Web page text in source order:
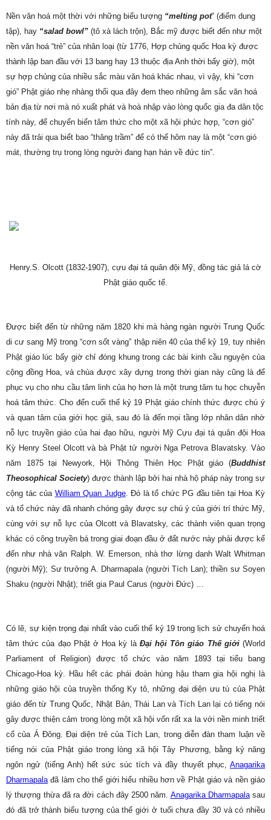
Nền văn hoá một thời với những biểu tượng “melting pot” (điểm dung
tập), hay “salad bowl” (tô xà lách trộn), Bắc mỹ được biết đến như một
nền văn hoá “trẻ” của nhân loại (từ 1776, Hợp chủng quốc Hoa kỳ được
thành lập ban đầu với 13 bang hay 13 thuộc địa Anh thời bấy giờ), một
sự hợp chủng của nhiều sắc màu văn hoá khác nhau, vì vậy, khi “cơn
gió” Phật giáo nhẹ nhàng thổi qua đây đem theo những âm sắc văn hoá
bản địa từ nơi mà nó xuất phát và hoà nhập vào lòng quốc gia đa dân tộc
tính này, để chuyển biến tâm thức cho một xã hội phức hợp, “cơn gió”
này đã trải qua biết bao “thăng trầm” để có thể hôm nay là một “cơn gió
mát, thường trụ trong lòng người đang hạn hán về đức tin”.
Henry.S. Olcott (1832-1907), cựu đại tá quân đội Mỹ, đồng tác giả lá cờ
Phật giáo quốc tế.
Được biết đến từ những năm 1820 khi mà hàng ngàn người Trung Quốc
di cư sang Mỹ trong “cơn sốt vàng” thập niên 40 của thế kỷ 19, tuy nhiên
Phật giáo lúc bấy giờ chỉ đóng khung trong các bài kinh cầu nguyện của
cộng đồng Hoa, và chùa được xây dựng trong thời gian này cũng là để
phục vụ cho nhu cầu tâm linh của họ hơn là một trung tâm tu học chuyễn
hoá tâm thức. Cho đến cuối thế kỷ 19 Phật giáo chính thức được chú ý
và quan tâm của giới học giả, sau đó là đến mọi tầng lớp nhân dân nhờ
nỗ lực truyền giáo của hai đạo hữu, người Mỹ Cựu đại tá quân đội Hoa
Kỳ Henry Steel Olcott và bà Phật tử người Nga Petrova Blavatsky. Vào
năm 1875 tại Newyork, Hội Thông Thiên Học Phật giáo (Buddhist
Theosophical Society) được thành lập bởi hai nhà hộ pháp này trong sự
cộng tác của William Quan Judge. Đó là tổ chức PG đầu tiên tại Hoa Kỳ
và tổ chức này đã nhanh chóng gây được sự chú ý của giới trí thức Mỹ,
cùng với sự nỗ lực của Olcott và Blavatsky, các thành viên quan trọng
khác có công truyền bá trong giai đoạn đầu ở đất nước này phải được kể
đến như nhà văn Ralph. W. Emerson, nhà thơ lừng danh Walt Whitman
(người Mỹ); Sư trưởng A. Dharmapala (người Tích Lan); thiền sư Soyen
Shaku (người Nhật); triết gia Paul Carus (người Đức) …
Có lẽ, sự kiện trọng đại nhất vào cuối thế kỷ 19 trong lịch sử chuyển hoá
tâm thức của đạo Phật ở Hoa kỳ là Đại hội Tôn giáo Thế giới(World
Parliament of Religion) được tổ chức vào năm 1893 tại tiểu bang
Chicago-Hoa kỳ. Hầu hết các phái đoàn hùng hậu tham gia hội nghị là
những giáo hội của truyền thống Ky tô, những đại diện ưu tú của Phật
giáo đến từ Trung Quốc, Nhật Bản, Thái Lan và Tích Lan lại có tiếng nói
gây được thiện cảm trong lòng một xã hội vốn rất xa la với nền minh triết
cổ của Á Đông. Đại diện trẻ của Tích Lan, trong diễn đàn tham luận về
tiếng nói của Phật giáo trong lòng xã hội Tây Phương, bằng kỷ năng
ngôn ngử (tiếng Anh) hết sức súc tích và đầy thuyết phục, Anagarika
Dharmapalađã làm cho thế giới hiểu nhiều hơn về Phật giáo và nền giáo
lý thượng thừa đã ra đời cách đây 2500 năm. Anagarika Dharmapalasau
đó đã trở thành biểu tượng của thế giới ở tuổi chưa đầy 30 và có nhiều